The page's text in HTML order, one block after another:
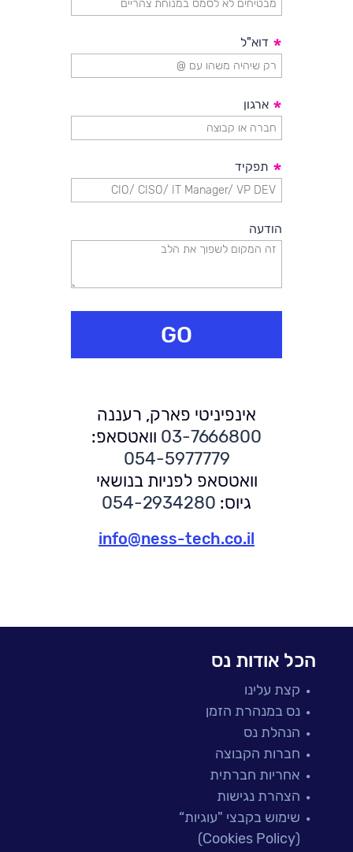
דוא"ל *
ארגון *
תפקיד *
הודעה
GO
אינפיניטי פארק, רעננה
03-7666800 וואטסאפ:
054-5977779
וואטסאפ לפניות בנושאי
גיוס: 054-2934280
info@ness-tech.co.il
הכל אודות נס
קצת עלינו
נס במנהרת הזמן
הנהלת נס
חברות הקבוצה
אחריות חברתית
הצהרת נגישות
שימוש בקבצי "עוגיות“
(Cookies Policy)